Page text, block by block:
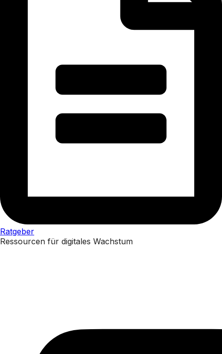
Ratgeber
Ressourcen für digitales Wachstum